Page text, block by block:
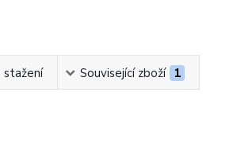
stažení Související zboží 1